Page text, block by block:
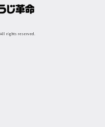
All rights reserved.